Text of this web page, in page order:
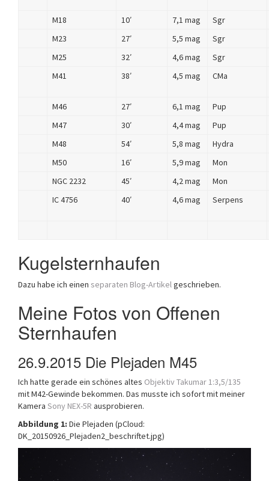
M18 10′ 7,1 mag
Sgr
M23
27′ 5,5 mag
Sgr
M25
32′ 4,6 mag
Sgr
M41
38′ 4,5 mag CMa
M46 27′ 6,1 mag
Pup
M47
30′ 4,4 mag
Pup
M48
54′ 5,8 mag
Hydra
M50
16′ 5,9 mag
Mon
NGC 2232
45′ 4,2 mag
Mon
IC 4756
40′ 4,6 mag Serpens
Kugelsternhaufen
Dazu habe ich einen separaten Blog-Artikelgeschrieben.
Meine Fotos von Offenen
Sternhaufen
26.9.2015 Die Plejaden M45
Ich hatte gerade ein schönes altes Objektiv Takumar 1:3,5/135
mit M42-Gewinde bekommen. Das musste ich sofort mit meiner
Kamera Sony NEX-5R ausprobieren.
Abbildung 1: Die Plejaden (pCloud:
DK_20150926_Plejaden2_beschriftet.jpg)